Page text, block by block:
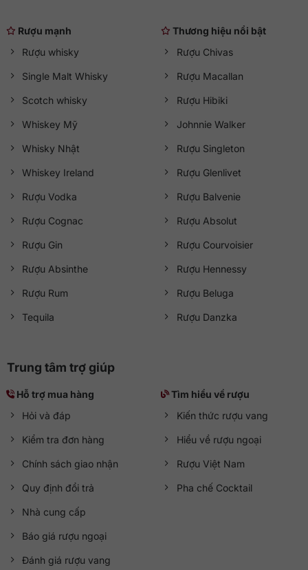
Rượu mạnh
Rượu whisky
Single Malt Whisky
Scotch whisky
Whiskey Mỹ
Whisky Nhật
Whiskey Ireland
Rượu Vodka
Rượu Cognac
Rượu Gin
Rượu Absinthe
Rượu Rum
Tequila
Thương hiệu nổi bật
Rượu Chivas
Rượu Macallan
Rượu Hibiki
Johnnie Walker
Rượu Singleton
Rượu Glenlivet
Rượu Balvenie
Rượu Absolut
Rượu Courvoisier
Rượu Hennessy
Rượu Beluga
Rượu Danzka
Trung tâm trợ giúp
Hỗ trợ mua hàng
Hỏi và đáp
Kiểm tra đơn hàng
Chính sách giao nhận
Quy định đổi trả
Nhà cung cấp
Báo giá rượu ngoại
Đánh giá rượu vang
Tìm hiểu về rượu
Kiến thức rượu vang
Hiểu về rượu ngoại
Rượu Việt Nam
Pha chế Cocktail